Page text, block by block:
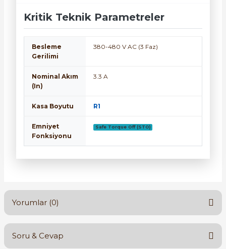
Kritik Teknik Parametreler
Besleme
Gerilimi
380-480 V AC (3 Faz)
Nominal Akım
(In)
3.3 A
Kasa Boyutu R1
Emniyet
Fonksiyonu
Safe Torque Off (STO)
Yorumlar (0)
Soru & Cevap